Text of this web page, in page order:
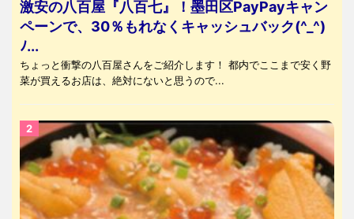
激安の八百屋『八百七』！墨田区PayPayキャン
ペーンで、30％もれなくキャッシュバック(^_^)
ﾉ...
ちょっと衝撃の八百屋さんをご紹介します！ 都内でここまで安く野
菜が買えるお店は、絶対にないと思うので...